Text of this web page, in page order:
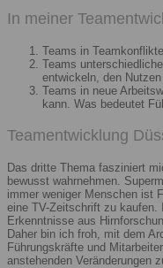
In meiner
Teams in
Teams
entwickeln, den
Teams in neue
kann. Was bedeutet
Teamentwicklung
Das dritte Thema fasziniert
bewusst wahrnehmen.
immer weniger Menschen ist
eine TV-Zeitschrift zu kaufen.
Erkenntnisse aus
Daher bin ich froh, mit dem
Führungskräfte und
anstehenden Veränderungen